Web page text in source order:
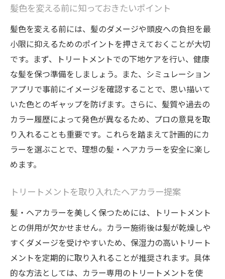
髪色を変える前に知っておきたいポイント
髪色を変える前には、髪のダメージや頭皮への負担を最
小限に抑えるためのポイントを押さえておくことが大切
です。まず、トリートメントでの下地ケアを行い、健康
な髪を保つ準備をしましょう。また、シミュレーション
アプリで事前にイメージを確認することで、思い描いて
いた色とのギャップを防げます。さらに、髪質や過去の
カラー履歴によって発色が異なるため、プロの意見を取
り入れることも重要です。これらを踏まえて計画的にカ
ラーを選ぶことで、理想の髪・ヘアカラーを安全に楽し
めます。
トリートメントを取り入れたヘアカラー提案
髪・ヘアカラーを美しく保つためには、トリートメント
との併用が欠かせません。カラー施術後は髪が乾燥しや
すくダメージを受けやすいため、保湿力の高いトリート
メントを定期的に取り入れることが推奨されます。具体
的な方法としては、カラー専用のトリートメントを使